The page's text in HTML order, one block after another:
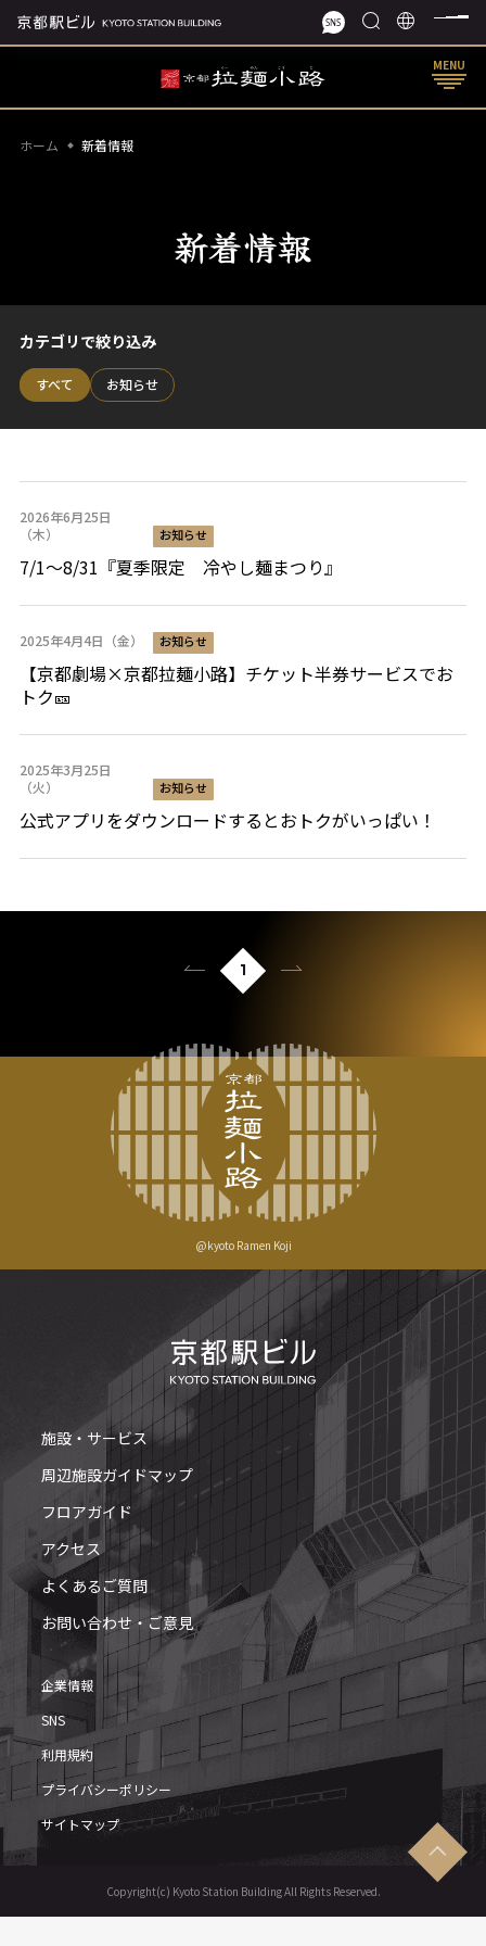
MENU
ホーム 新着情報
新着情報
カテゴリで絞り込み
すべて お知らせ
2026年6月25日
（木）
お知らせ
7/1～8/31『夏季限定 冷やし麺まつり』
2025年4月4日（金） お知らせ
【京都劇場×京都拉麺小路】チケット半券サービスでお
トク🎫
2025年3月25日
（火）
お知らせ
公式アプリをダウンロードするとおトクがいっぱい！
前へ 1
@kyoto Ramen Koji
施設・サービス
周辺施設ガイドマップ
フロアガイド
アクセス
よくあるご質問
お問い合わせ・ご意見
企業情報
SNS
利用規約
プライバシーポリシー
サイトマップ
Copyright(c) Kyoto Station Building All Rights Reserved.